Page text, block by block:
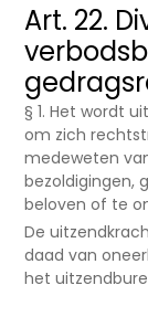
Art. 22.
§ 1. Het wordt
om zich
medeweten
bezoldigingen,
beloven of te
De
daad van
het